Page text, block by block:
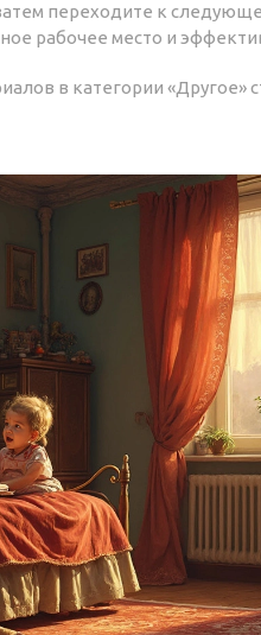
переходите к
рабочее место и
в категории «Другое»